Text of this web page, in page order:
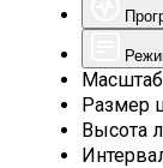
Размер
Высота